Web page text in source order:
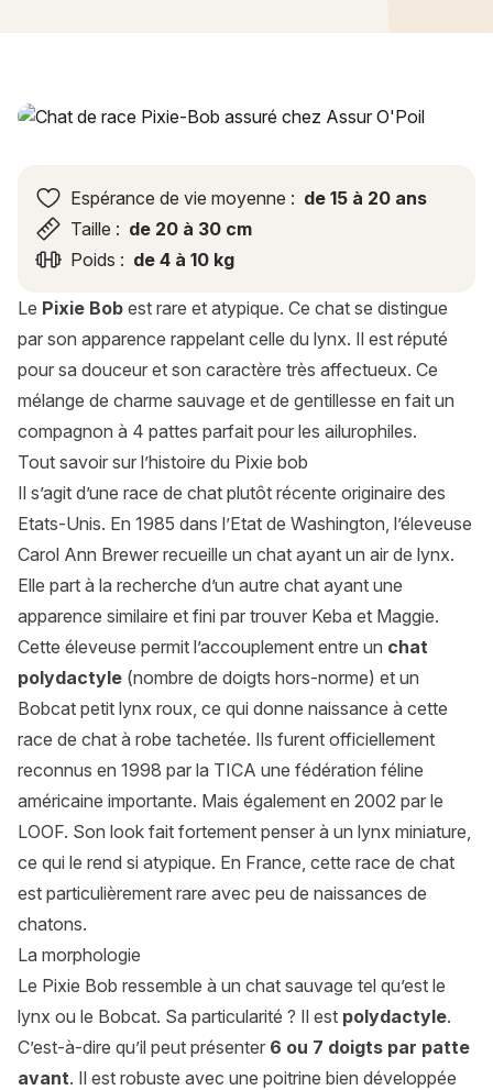
Pixie Bob : histoire, caractère, alimentation, entretien, santé
Espérance de vie moyenne : de 15 à 20 ans
Taille : de 20 à 30 cm
Poids : de 4 à 10 kg
Le Pixie Bob est rare et atypique. Ce chat se distingue
par son apparence rappelant celle du lynx. Il est réputé
pour sa douceur et son caractère très affectueux. Ce
mélange de charme sauvage et de gentillesse en fait un
compagnon à 4 pattes parfait pour les ailurophiles.
Tout savoir sur l’histoire du Pixie bob
Il s’agit d’une race de chat plutôt récente originaire des
Etats-Unis. En 1985 dans l’Etat de Washington, l’éleveuse
Carol Ann Brewer recueille un chat ayant un air de lynx.
Elle part à la recherche d’un autre chat ayant une
apparence similaire et fini par trouver Keba et Maggie.
Cette éleveuse permit l’accouplement entre un chat
polydactyle (nombre de doigts hors-norme) et un
Bobcat petit lynx roux, ce qui donne naissance à cette
race de chat à robe tachetée. Ils furent officiellement
reconnus en 1998 par la TICA une fédération féline
américaine importante. Mais également en 2002 par le
LOOF. Son look fait fortement penser à un lynx miniature,
ce qui le rend si atypique. En France, cette race de chat
est particulièrement rare avec peu de naissances de
chatons.
La morphologie
Le Pixie Bob ressemble à un chat sauvage tel qu’est le
lynx ou le Bobcat. Sa particularité ? Il est polydactyle.
C’est-à-dire qu’il peut présenter 6 ou 7 doigts par patte
avant. Il est robuste avec une poitrine bien développée